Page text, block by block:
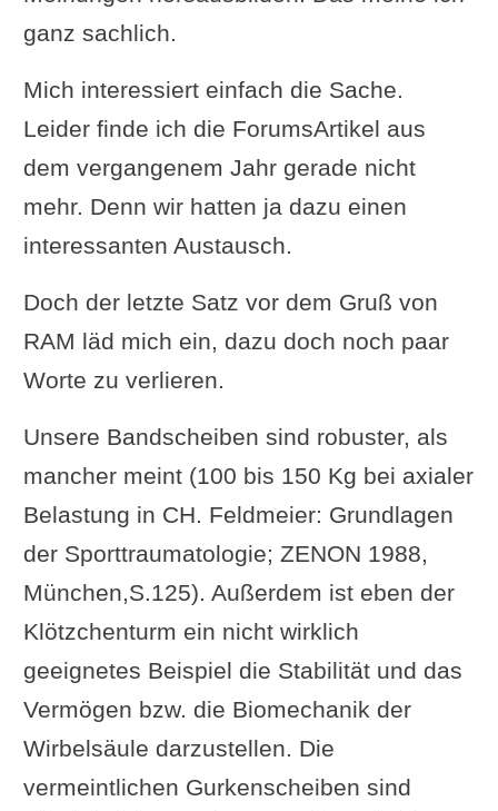
ganz sachlich.
Mich interessiert einfach die Sache.
Leider finde ich die ForumsArtikel aus
dem vergangenem Jahr gerade nicht
mehr. Denn wir hatten ja dazu einen
interessanten Austausch.
Doch der letzte Satz vor dem Gruß von
RAM läd mich ein, dazu doch noch paar
Worte zu verlieren.
Unsere Bandscheiben sind robuster, als
mancher meint (100 bis 150 Kg bei axialer
Belastung in CH. Feldmeier: Grundlagen
der Sporttraumatologie; ZENON 1988,
München,S.125). Außerdem ist eben der
Klötzchenturm ein nicht wirklich
geeignetes Beispiel die Stabilität und das
Vermögen bzw. die Biomechanik der
Wirbelsäule darzustellen. Die
vermeintlichen Gurkenscheiben sind